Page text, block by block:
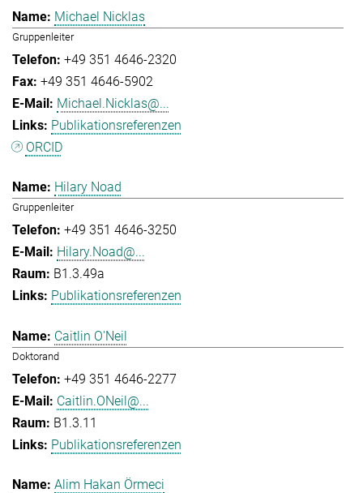
Michael Nicklas
Gruppenleiter
+49 351 4646-2320
+49 351 4646-5902
Michael.Nicklas@...
Publikationsreferenzen
ORCID
Hilary Noad
Gruppenleiter
+49 351 4646-3250
Hilary.Noad@...
B1.3.49a
Publikationsreferenzen
Caitlin O'Neil
Doktorand
+49 351 4646-2277
Caitlin.ONeil@...
B1.3.11
Publikationsreferenzen
Alim Hakan Örmeci